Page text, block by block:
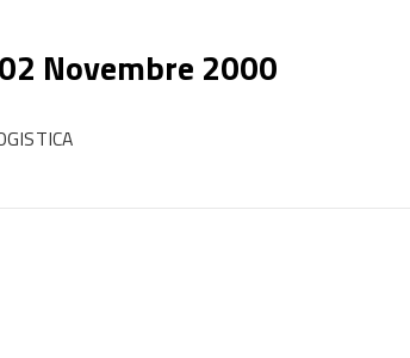
Novembre 2000